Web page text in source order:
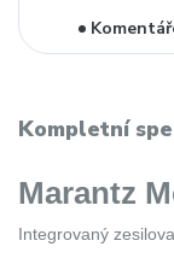
Kompletní
Marantz
Integrovaný